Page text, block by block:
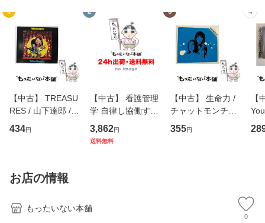
1
【中古】 TREASU
RES / 山下達郎 /
イーストウエス
ト・ジャパン [CD]
434円
2
【中古】 看護管理
学 自律し協働する
専門職の看護マネ
ジメントスキル 改
3,862円
送料無料
3
【中古】 生命力 /
チャットモンチー /
キューンレコード
[CD]【メール便送
355円
4
【
のが
お店の情報
もったいない本舗
0